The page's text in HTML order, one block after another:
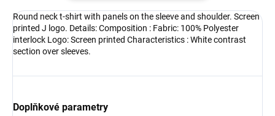
Round neck t-shirt with panels on the sleeve and shoulder. Screen
printed J logo. Details: Composition : Fabric: 100% Polyester
interlock Logo: Screen printed Characteristics : White contrast
section over sleeves.
Doplňkové parametry